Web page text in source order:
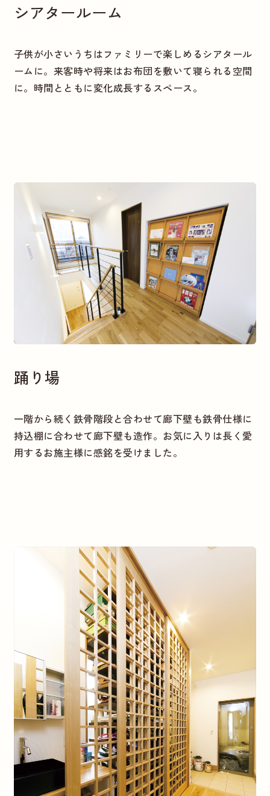
シアタールーム
子供が小さいうちはファミリーで楽しめるシアタール
ームに。来客時や将来はお布団を敷いて寝られる空間
に。時間とともに変化成長するスペース。
踊り場
一階から続く鉄骨階段と合わせて廊下壁も鉄骨仕様に
持込棚に合わせて廊下壁も造作。お気に入りは長く愛
用するお施主様に感銘を受けました。